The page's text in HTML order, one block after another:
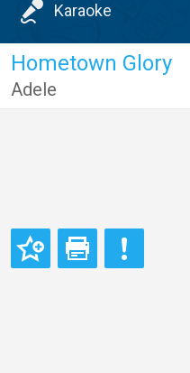
Karaoke
Hometown Glory
Adele